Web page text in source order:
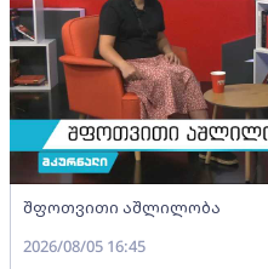
შფოთვითი აშლილობა
2026/08/05 16:45